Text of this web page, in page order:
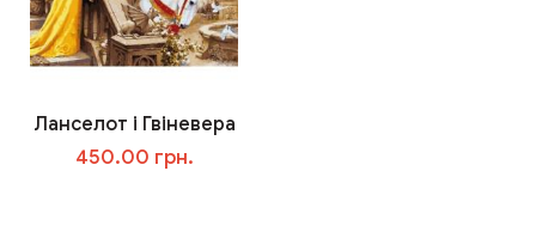
Ланселот і Гвіневера
450.00 грн.